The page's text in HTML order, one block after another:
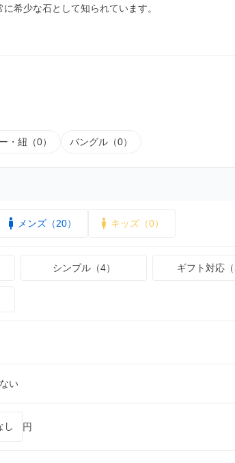
希少な石として知られています。
・紐（0） バングル（0）
メンズ（20） キッズ（0）
シンプル（4） ギフト対応（
い
円